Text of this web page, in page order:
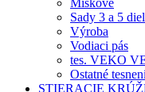
Sady 3 a 5
Výroba
Vodiaci pás
tes. VEKO
Ostatné
STIERACIE